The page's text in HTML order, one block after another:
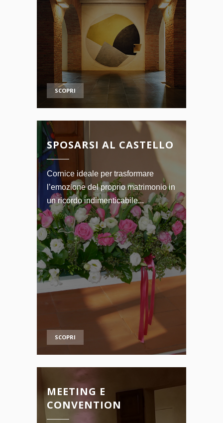
SCOPRI
SPOSARSI AL CASTELLO
Cornice ideale per trasformare
l’emozione del proprio matrimonio in
un ricordo indimenticabile...
SCOPRI
MEETING E
CONVENTION